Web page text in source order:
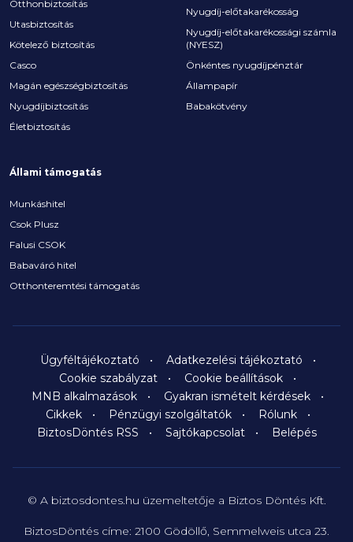
Otthonbiztosítás
Utasbiztosítás
Kötelező biztosítás
Casco
Magán egészségbiztosítás
Nyugdíjbiztosítás
Életbiztosítás
Nyugdíj-előtakarékosság
Nyugdíj-előtakarékossági számla
(NYESZ)
Önkéntes nyugdíjpénztár
Állampapír
Babakötvény
Állami támogatás
Munkáshitel
Csok Plusz
Falusi CSOK
Babaváró hitel
Otthonteremtési támogatás
Ügyféltájékoztató
Adatkezelési tájékoztató
Cookie szabályzat
Cookie beállítások
MNB alkalmazások
Gyakran ismételt kérdések
Cikkek
Pénzügyi szolgáltatók
Rólunk
BiztosDöntés RSS
Sajtókapcsolat Belépés
© A biztosdontes.hu üzemeltetője a Biztos Döntés Kft.
BiztosDöntés címe: 2100 Gödöllő, Semmelweis utca 23.